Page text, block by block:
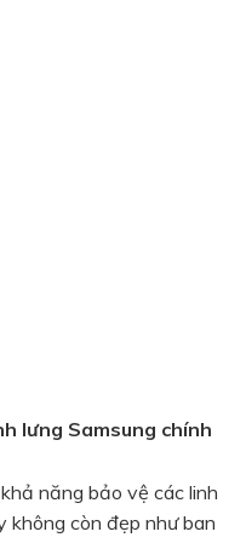
lưng Samsung chính
năng bảo vệ các linh
không còn đẹp như ban